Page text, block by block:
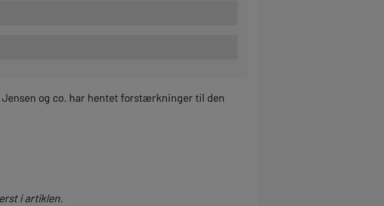
Jensen og co. har hentet forstærkninger til den
i artiklen.